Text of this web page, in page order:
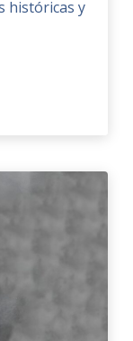
históricas y